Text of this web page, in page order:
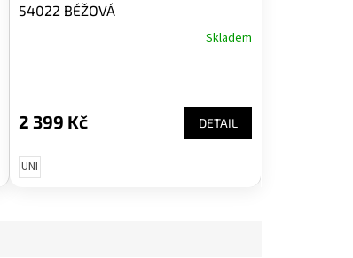
54022 BÉŽOVÁ
Skladem
2 399 Kč DETAIL
UNI